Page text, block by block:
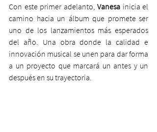
Con este primer adelanto, Vanesa inicia el
camino hacia un álbum que promete ser
uno de los lanzamientos más esperados
del año. Una obra donde la calidad e
innovación musical se unen para dar forma
a un proyecto que marcará un antes y un
después en su trayectoria.